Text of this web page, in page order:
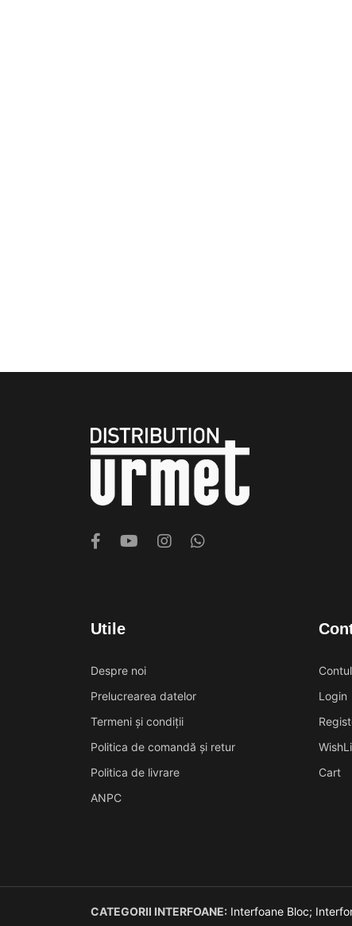
Utile
Despre noi
Prelucrearea datelor
Termeni și condiții
Politica de comandă și retur
Politica de livrare
ANPC
Login
Cart
CATEGORII INTERFOANE: Interfoane Bloc;